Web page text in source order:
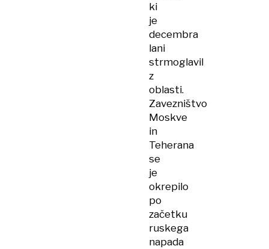
ki
je
decembra
lani
strmoglavil
z
oblasti.
Zavezništvo
Moskve
in
Teherana
se
je
okrepilo
po
začetku
ruskega
napada